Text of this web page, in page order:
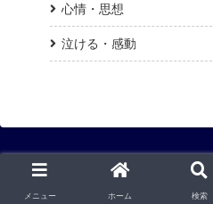
心情・思想
泣ける・感動
メニュー ホーム 検索